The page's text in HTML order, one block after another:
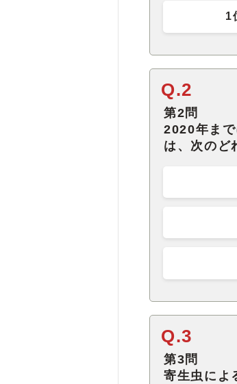
1
Q.2
第2問
2020年ま
は、次のど
Q.3
第3問
寄生虫によ